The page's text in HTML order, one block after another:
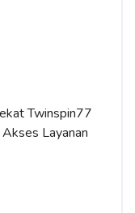
Twinspin77
Layanan